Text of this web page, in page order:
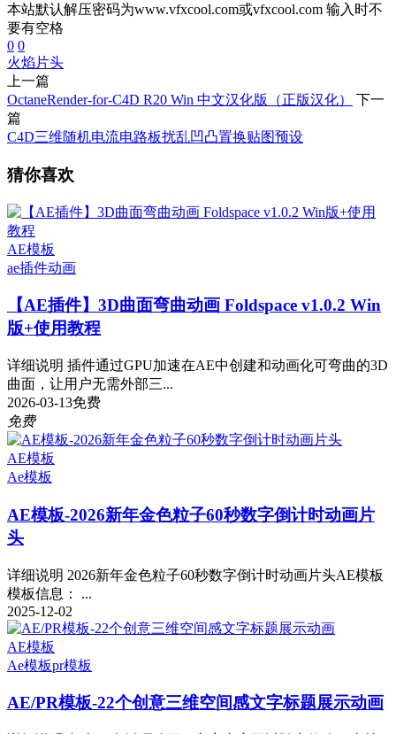
本站默认解压密码为www.vfxcool.com或vfxcool.com 输入时不
要有空格
0 0
火焰 片头
上一篇
OctaneRender-for-C4D R20 Win 中文汉化版（正版汉化）
下一
篇
C4D三维随机电流电路板扰乱凹凸置换贴图预设
猜你喜欢
AE模板
ae插件动画
【AE插件】3D曲面弯曲动画 Foldspace v1.0.2 Win
版+使用教程
详细说明 插件通过GPU加速在AE中创建和动画化可弯曲的3D
曲面，让用户无需外部三...
2026-03-13免费
免费
AE模板
Ae模板
AE模板-2026新年金色粒子60秒数字倒计时动画片
头
详细说明 2026新年金色粒子60秒数字倒计时动画片头AE模板
模板信息： ...
2025-12-02
AE模板
Ae模板pr模板
AE/PR模板-22个创意三维空间感文字标题展示动画